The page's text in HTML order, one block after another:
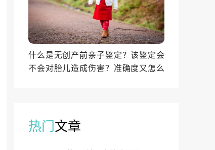
什么是无创产前亲子鉴定？该鉴定会
不会对胎儿造成伤害？准确度又怎么
热门文章